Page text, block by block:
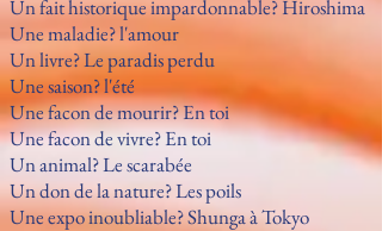
Un fait historique impardonnable? Hiroshima
Une maladie? l'amour
Un livre? Le paradis perdu
Une saison? l'été
Une facon de mourir? En toi
Une facon de vivre? En toi
Un animal? Le scarabée
Un don de la nature? Les poils
Une expo inoubliable? Shunga à Tokyo